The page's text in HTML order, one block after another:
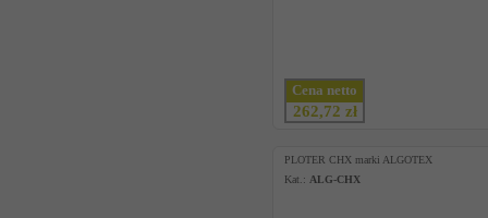
Cena netto
262,72 zł
PLOTER CHX marki ALGOTEX
Kat.: ALG-CHX